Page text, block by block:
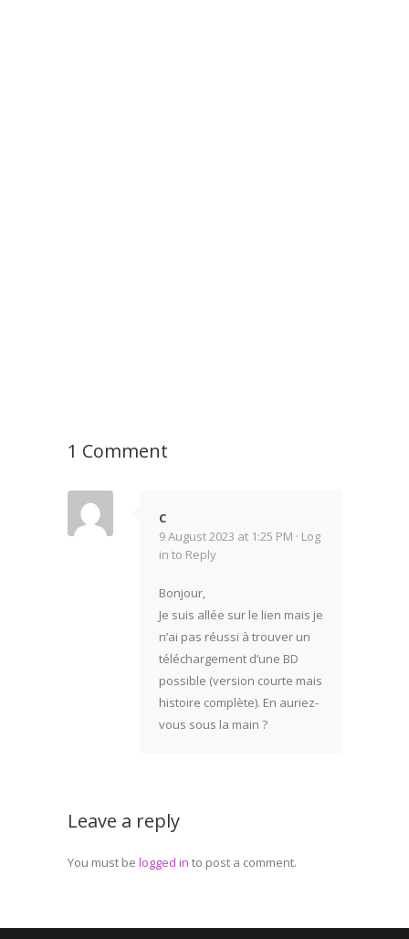
1 Comment
C
9 August 2023 at 1:25 PM · Log
in to Reply
Bonjour,
Je suis allée sur le lien mais je
n’ai pas réussi à trouver un
téléchargement d’une BD
possible (version courte mais
histoire complète). En auriez-
vous sous la main ?
Leave a reply
You must be logged in to post a comment.